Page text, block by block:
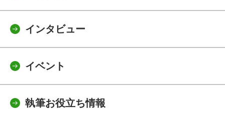
インタビュー
イベント
執筆お役立ち情報